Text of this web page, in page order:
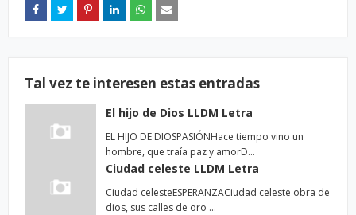
Tal vez te interesen estas entradas
El hijo de Dios LLDM Letra
EL HIJO DE DIOSPASIÓNHace tiempo vino un
hombre, que traía paz y amorD…
Ciudad celeste LLDM Letra
Ciudad celesteESPERANZACiudad celeste obra de
dios, sus calles de oro …